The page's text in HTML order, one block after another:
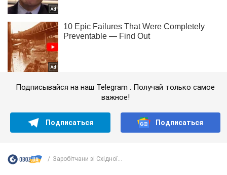
Подписывайся на наш Telegram . Получай только самое
важное!
Подписаться Подписаться
Заробітчани зі Східної...